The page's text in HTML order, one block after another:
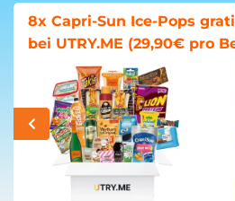
8x Capri-Sun Ice-Pops
bei UTRY.ME (29,90€ pro